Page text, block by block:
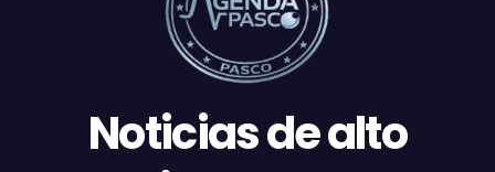
Noticias de alto